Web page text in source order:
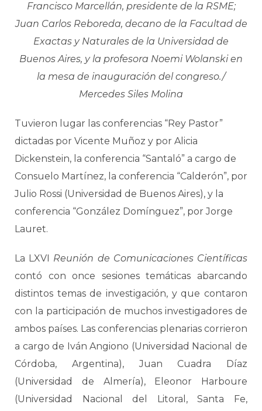
Francisco Marcellán, presidente de la RSME;
Juan Carlos Reboreda, decano de la Facultad de
Exactas y Naturales de la Universidad de
Buenos Aires, y la profesora Noemi Wolanski en
la mesa de inauguración del congreso./
Mercedes Siles Molina
Tuvieron lugar las conferencias “Rey Pastor”
dictadas por Vicente Muñoz y por Alicia
Dickenstein, la conferencia “Santaló” a cargo de
Consuelo Martínez, la conferencia “Calderón”, por
Julio Rossi (Universidad de Buenos Aires), y la
conferencia “González Domínguez”, por Jorge
Lauret.
La LXVI Reunión de Comunicaciones Científicas
contó con once sesiones temáticas abarcando
distintos temas de investigación, y que contaron
con la participación de muchos investigadores de
ambos países. Las conferencias plenarias corrieron
a cargo de Iván Angiono (Universidad Nacional de
Córdoba, Argentina), Juan Cuadra Díaz
(Universidad de Almería), Eleonor Harboure
(Universidad Nacional del Litoral, Santa Fe,